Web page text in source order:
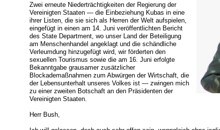
Zwei erneute Niederträchtigkeiten der Regierung der
Vereinigten Staaten — die Einbeziehung Kubas in eine
ihrer Listen, die sie sich als Herren der Welt aufspielen,
eingefügt in einen am 14. Juni veröffentlichten Bericht
des State Department, wo unser Land der Beteiligung
am Menschenhandel angeklagt und die schändliche
Verleumdung hinzugefügt wird, wir förderten den
sexuellen Tourismus sowie die am 16. Juni erfolgte
Bekanntgabe grausamer zusätzlicher
Blockademaßnahmen zum Abwürgen der Wirtschaft, die
der Lebensunterhalt unseres Volkes ist — zwingen mich
zu einer zweiten Botschaft an den Präsidenten der
Vereinigten Staaten.
Herr Bush,